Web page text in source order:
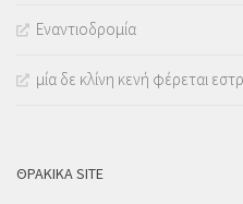
Εναντιοδρομία
μία δε κλίνη κενή φέρεται
ΘΡΑΚΙΚΑ SITE